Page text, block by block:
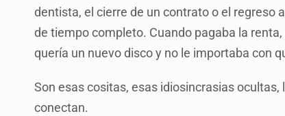
dentista, el cierre de un contrato o el regreso
de tiempo completo. Cuando pagaba la
quería un nuevo disco y no le importaba con
Son esas cositas, esas idiosincrasias
conectan.